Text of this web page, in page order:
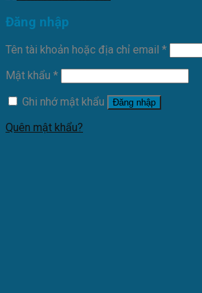
Đăng nhập
Tên tài khoản hoặc địa chỉ email *
Mật khẩu *
Ghi nhớ mật khẩu
Đăng nhập
Quên mật khẩu?